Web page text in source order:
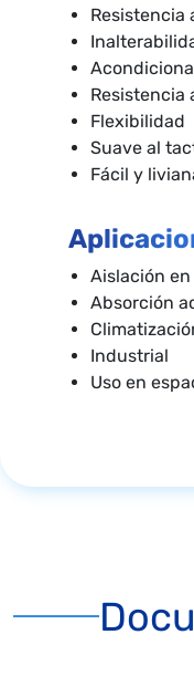
Resistencia
Resistencia
Flexibilidad
Suave al
Fácil y
Aislación
Absorción
Industrial
Uso en